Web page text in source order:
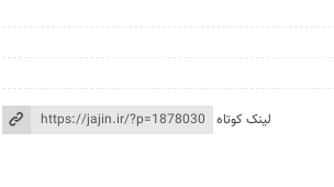
لینک کوتاه